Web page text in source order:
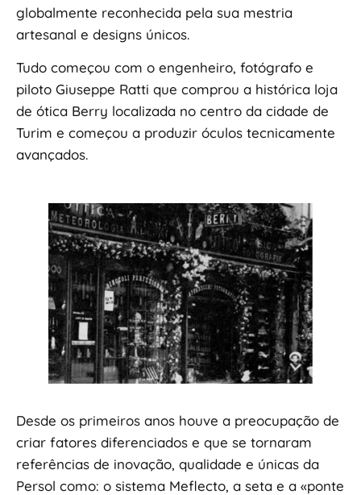
globalmente reconhecida pela sua mestria
artesanal e designs únicos.
Tudo começou com o engenheiro, fotógrafo e
piloto Giuseppe Ratti que comprou a histórica loja
de ótica Berry localizada no centro da cidade de
Turim e começou a produzir óculos tecnicamente
avançados.
Desde os primeiros anos houve a preocupação de
criar fatores diferenciados e que se tornaram
referências de inovação, qualidade e únicas da
Persol como: o sistema Meflecto, a seta e a «ponte